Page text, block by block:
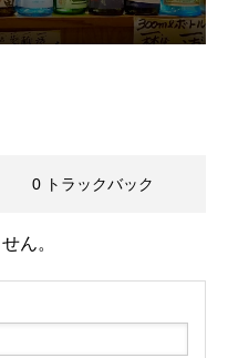
0 トラックバック
ん。